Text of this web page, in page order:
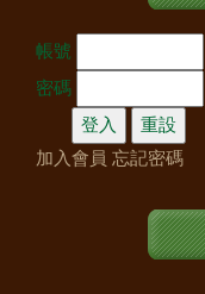
帳號
密碼
加入會員 忘記密碼